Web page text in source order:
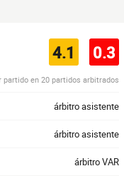
4.1 0.3
partido en 20 partidos arbitrados
árbitro asistente
árbitro asistente
árbitro VAR